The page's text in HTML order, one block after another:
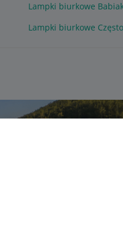
Lampki biurkowe
Lampki biurkowe